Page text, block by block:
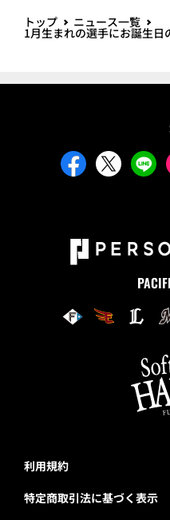
トップ ニュース一覧
1月生まれの選手にお誕生日
利用規約
特定商取引法に基づく表示